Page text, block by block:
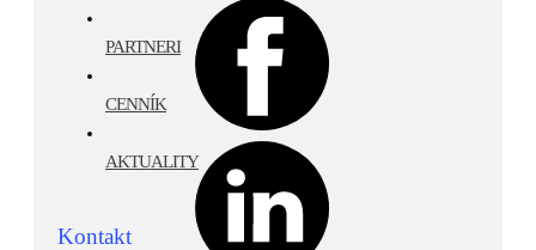
PARTNERI
CENNÍK
AKTUALITY
Kontakt